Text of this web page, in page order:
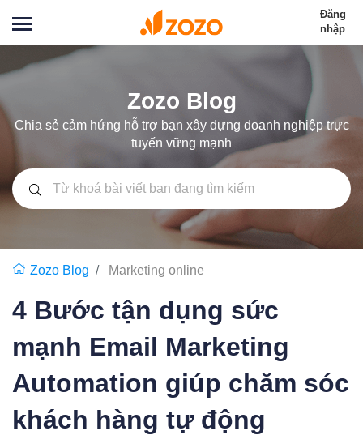
Đăng
nhập
Zozo Blog
Chia sẻ cảm hứng hỗ trợ bạn xây dựng doanh nghiệp trực
tuyến vững mạnh
Zozo Blog Marketing online
4 Bước tận dụng sức
mạnh Email Marketing
Automation giúp chăm sóc
khách hàng tự động